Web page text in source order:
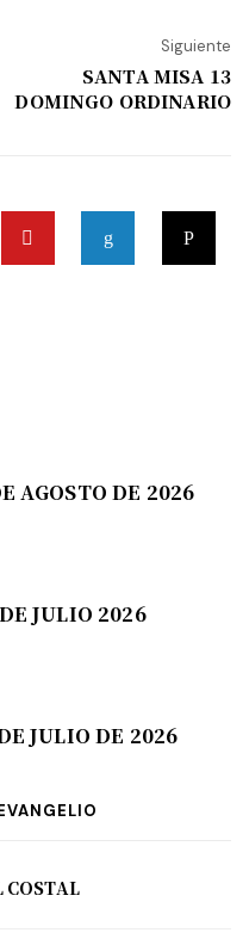
Siguiente
SANTA MISA 13
DOMINGO ORDINARIO
AGOSTO DE 2026
JULIO 2026
JULIO DE 2026
COSTAL